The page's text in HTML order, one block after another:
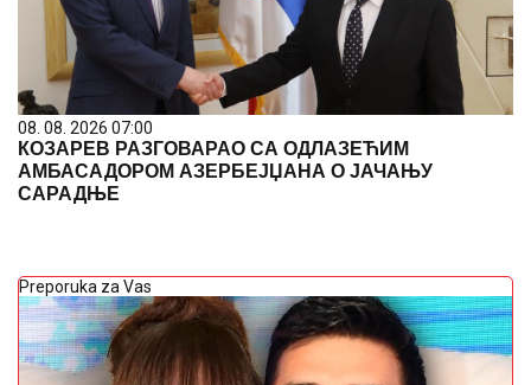
08. 08. 2026 07:00
КОЗАРЕВ РАЗГОВАРАО СА ОДЛАЗЕЋИМ
АМБАСАДОРОМ АЗЕРБЕЈЏАНА О ЈАЧАЊУ
САРАДЊЕ
Preporuka za Vas